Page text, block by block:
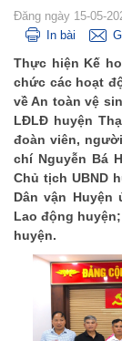
Đăng ngày 15-05-
In bài
Thực hiện Kế
chức các hoạt
về An toàn vệ
LĐLĐ huyện
đoàn viên,
chí Nguyễn Bá
Chủ tịch UBND
Dân vận Huyện
Lao động
huyện.